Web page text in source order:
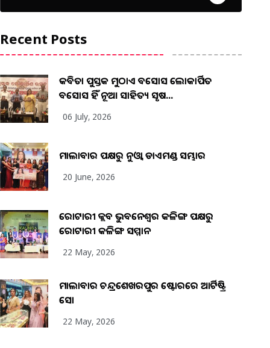
Recent Posts
କବିତା ପୁସ୍ତକ ମୁଠାଏ ଅବସୋସ ଲୋକାର୍ପିତ
ଅବସୋସ ହିଁ ନୂଆ ସାହିତ୍ୟ ସୃଷ...
06 July, 2026
ମାଲାବାର ପକ୍ଷରୁ ନୁଓ୍ବା ଡାଏମଣ୍ଡ ସମ୍ଭାର
20 June, 2026
ରୋଟାରୀ କ୍ଲବ ଭୁବନେଶ୍ୱର କଳିଙ୍ଗ ପକ୍ଷରୁ
ରୋଟାରୀ କଳିଙ୍ଗ ସମ୍ମାନ
22 May, 2026
ମାଲାବାର ଚନ୍ଦ୍ରଶେଖରପୁର ଷ୍ଟୋରରେ ଆର୍ଟିଷ୍ଟ୍ରି
ସୋ
22 May, 2026